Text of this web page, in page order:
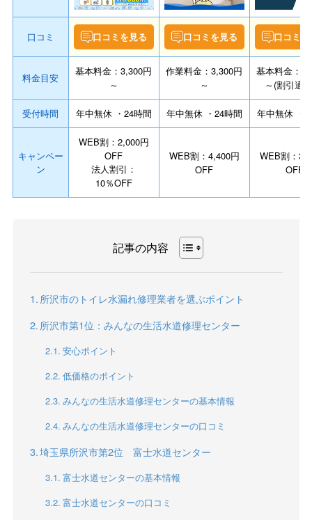
口コミ 口コミを見る 口コミを見る 口コミ
料金目安
基本料金：3,300円
～
作業料金：3,300円
～
基本料金：
～(割引適
受付時間 年中無休 ・24時間 年中無休 ・24時間 年中無休 ・
キャンペー
ン
WEB割：2,000円
OFF
法人割引：
10％OFF
WEB割：4,400円
OFF
WEB割：
OFF
記事の内容
所沢市のトイレ水漏れ修理業者を選ぶポイント
所沢市第1位：みんなの生活水道修理センター
安心ポイント
低価格のポイント
みんなの生活水道修理センターの基本情報
みんなの生活水道修理センターの口コミ
埼玉県所沢市第2位 富士水道センター
富士水道センターの基本情報
富士水道センターの口コミ